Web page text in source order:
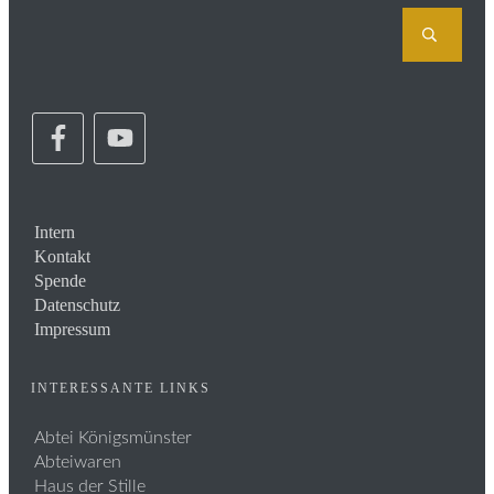
Intern
Kontakt
Spende
Datenschutz
Impressum
INTERESSANTE LINKS
Abtei Königsmünster
Abteiwaren
Haus der Stille